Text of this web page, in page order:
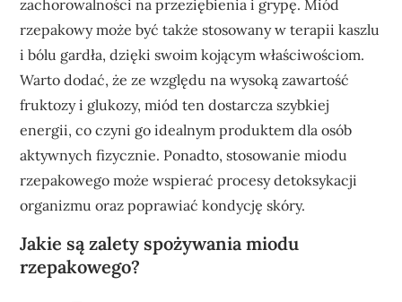
zachorowalności na przeziębienia i grypę. Miód
rzepakowy może być także stosowany w terapii kaszlu
i bólu gardła, dzięki swoim kojącym właściwościom.
Warto dodać, że ze względu na wysoką zawartość
fruktozy i glukozy, miód ten dostarcza szybkiej
energii, co czyni go idealnym produktem dla osób
aktywnych fizycznie. Ponadto, stosowanie miodu
rzepakowego może wspierać procesy detoksykacji
organizmu oraz poprawiać kondycję skóry.
Jakie są zalety spożywania miodu
rzepakowego?